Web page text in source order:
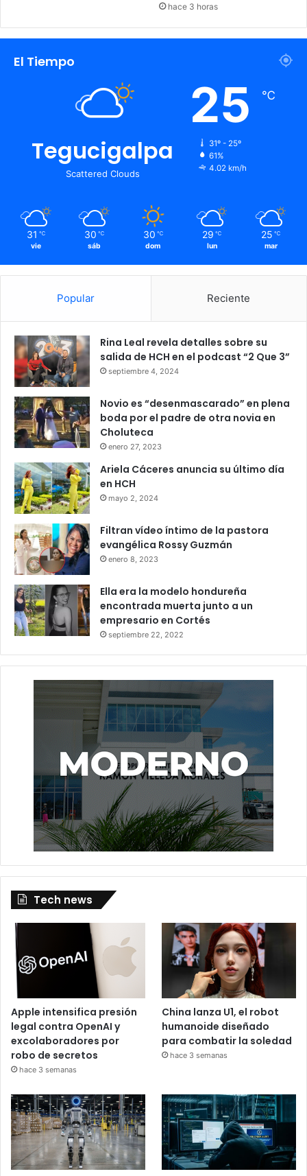
hace 3 horas
El Tiempo
Tegucigalpa
Scattered Clouds
25 ℃
31º - 25º
61%
4.02 km/h
31 ℃
vie
30 ℃
sáb
30 ℃
dom
29 ℃
lun
25 ℃
mar
Popular Reciente
Rina Leal revela detalles sobre su
salida de HCH en el podcast “2 Que 3”
septiembre 4, 2024
Novio es “desenmascarado” en plena
boda por el padre de otra novia en
Choluteca
enero 27, 2023
Ariela Cáceres anuncia su último día
en HCH
mayo 2, 2024
Filtran vídeo íntimo de la pastora
evangélica Rossy Guzmán
enero 8, 2023
Ella era la modelo hondureña
encontrada muerta junto a un
empresario en Cortés
septiembre 22, 2022
Tech news
Apple intensifica presión
legal contra OpenAI y
excolaboradores por
robo de secretos
hace 3 semanas
China lanza U1, el robot
humanoide diseñado
para combatir la soledad
hace 3 semanas